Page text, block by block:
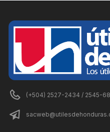
(+504) 2527-2434 / 2545-